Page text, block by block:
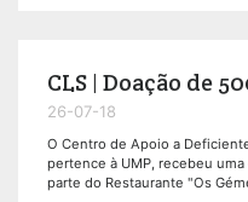
CLS | Doação de
26-07-18
O Centro de Apoio a
pertence à UMP, recebeu
parte do Restaurante "Os